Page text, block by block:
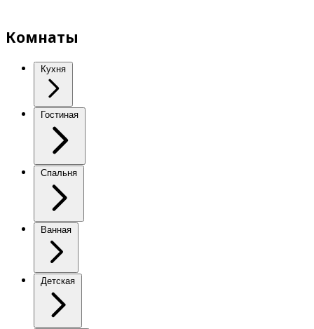
Комнаты
Кухня
Гостиная
Спальня
Ванная
Детская